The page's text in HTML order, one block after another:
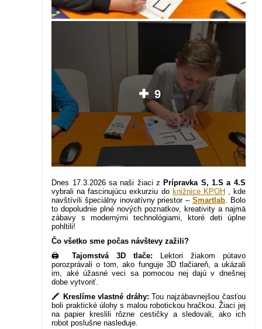
9
Dnes 17.3.2026 sa naši žiaci z Prípravka S, 1.S a 4.S
vybrali na fascinujúcu exkurziu do knižnice KPOH , kde
navštívili špeciálny inovatívny priestor – Smartlab. Bolo
to dopoludnie plné nových poznatkov, kreativity a najmä
zábavy s modernými technológiami, ktoré deti úplne
pohltili!
Čo všetko sme počas návštevy zažili?
🖨️Tajomstvá 3D tlače: Lektori žiakom pútavo
porozprávali o tom, ako funguje 3D tlačiareň, a ukázali
im, aké úžasné veci sa pomocou nej dajú v dnešnej
dobe vytvoriť.
🖍️ Kreslíme vlastné dráhy: Tou najzábavnejšou časťou
boli praktické úlohy s malou robotickou hračkou. Žiaci jej
na papier kreslili rôzne cestičky a sledovali, ako ich
robot poslušne nasleduje.